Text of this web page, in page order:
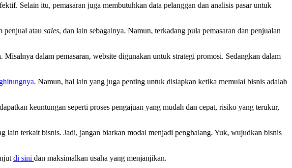
Selain itu, pemasaran juga membutuhkan data pelanggan dan analisis pasar untuk
penjual atau sales, dan lain sebagainya. Namun, terkadang pula pemasaran dan penjualan
dalam pemasaran, website digunakan untuk strategi promosi. Sedangkan dalam
. Namun, hal lain yang juga penting untuk disiapkan ketika memulai bisnis adalah
keuntungan seperti proses pengajuan yang mudah dan cepat, risiko yang terukur,
lain terkait bisnis. Jadi, jangan biarkan modal menjadi penghalang. Yuk, wujudkan bisnis
di sini dan maksimalkan usaha yang menjanjikan.